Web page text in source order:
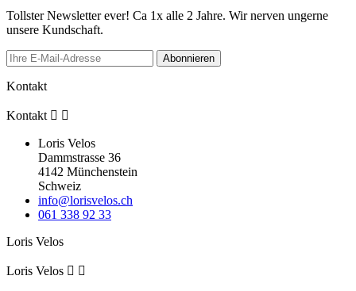
Tollster Newsletter ever! Ca 1x alle 2 Jahre. Wir nerven ungerne
unsere Kundschaft.
Abonnieren
Kontakt
Kontakt  
Loris Velos
Dammstrasse 36
4142 Münchenstein
Schweiz
info@lorisvelos.ch
061 338 92 33
Loris Velos
Loris Velos  